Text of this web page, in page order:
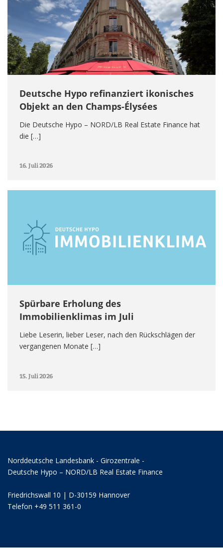
Deutsche Hypo refinanziert ikonisches
Objekt an den Champs-Élysées
Die Deutsche Hypo – NORD/LB Real Estate Finance hat
die […]
16. Juli 2026
Spürbare Erholung des
Immobilienklimas im Juli
Liebe Leserin, lieber Leser, nach den Rückschlägen der
vergangenen Monate […]
15. Juli 2026
Norddeutsche Landesbank - Girozentrale -
Deutsche Hypo – NORD/LB Real Estate Finance
Friedrichswall 10 | D-30159 Hannover
Telefon +49 511 361-0